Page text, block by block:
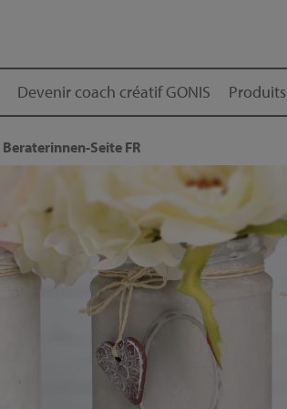
Devenir coach créatif GONIS Produits
Beraterinnen-Seite FR